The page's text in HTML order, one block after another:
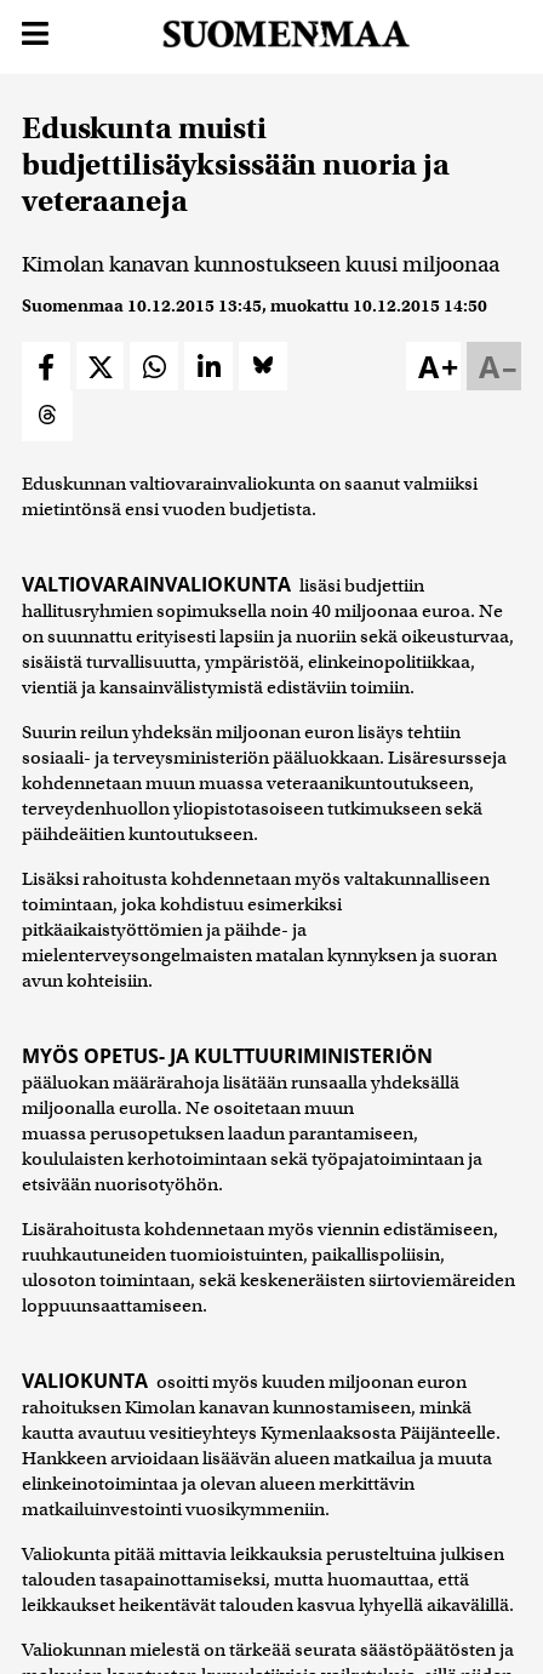
Eduskunta muisti
budjettilisäyksissään nuoria ja
veteraaneja
Kimolan kanavan kunnostukseen kuusi miljoonaa
Suomenmaa 10.12.2015 13:45, muokattu 10.12.2015 14:50
A–
A+
Eduskunnan valtiovarainvaliokunta on saanut valmiiksi
mietintönsä ensi vuoden budjetista.
VALTIOVARAINVALIOKUNTA lisäsi budjettiin
hallitusryhmien sopimuksella noin 40 miljoonaa euroa. Ne
on suunnattu erityisesti lapsiin ja nuoriin sekä oikeusturvaa,
sisäistä turvallisuutta, ympäristöä, elinkeinopolitiikkaa,
vientiä ja kansainvälistymistä edistäviin toimiin.
Suurin reilun yhdeksän miljoonan euron lisäys tehtiin
sosiaali- ja terveysministeriön pääluokkaan. Lisäresursseja
kohdennetaan muun muassa veteraanikuntoutukseen,
terveydenhuollon yliopistotasoiseen tutkimukseen sekä
päihdeäitien kuntoutukseen.
Lisäksi rahoitusta kohdennetaan myös valtakunnalliseen
toimintaan, joka kohdistuu esimerkiksi
pitkäaikaistyöttömien ja päihde- ja
mielenterveysongelmaisten matalan kynnyksen ja suoran
avun kohteisiin.
MYÖS OPETUS- JA KULTTUURIMINISTERIÖN
pääluokan määrärahoja lisätään runsaalla yhdeksällä
miljoonalla eurolla. Ne osoitetaan muun
muassa perusopetuksen laadun parantamiseen,
koululaisten kerhotoimintaan sekä työpajatoimintaan ja
etsivään nuorisotyöhön.
Lisärahoitusta kohdennetaan myös viennin edistämiseen,
ruuhkautuneiden tuomioistuinten, paikallispoliisin,
ulosoton toimintaan, sekä keskeneräisten siirtoviemäreiden
loppuunsaattamiseen.
VALIOKUNTA osoitti myös kuuden miljoonan euron
rahoituksen Kimolan kanavan kunnostamiseen, minkä
kautta avautuu vesitieyhteys Kymenlaaksosta Päijänteelle.
Hankkeen arvioidaan lisäävän alueen matkailua ja muuta
elinkeinotoimintaa ja olevan alueen merkittävin
matkailuinvestointi vuosikymmeniin.
Valiokunta pitää mittavia leikkauksia perusteltuina julkisen
talouden tasapainottamiseksi, mutta huomauttaa, että
leikkaukset heikentävät talouden kasvua lyhyellä aikavälillä.
Valiokunnan mielestä on tärkeää seurata säästöpäätösten ja